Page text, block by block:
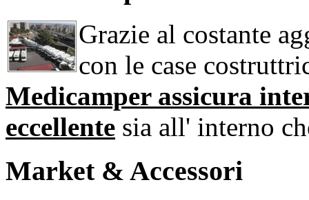
Grazie al costante
con le case
Medicamper assicura
eccellente sia all' interno
Market & Accessori